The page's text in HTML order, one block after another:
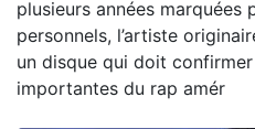
plusieurs années marquées
personnels, l’artiste
un disque qui doit
importantes du rap amér